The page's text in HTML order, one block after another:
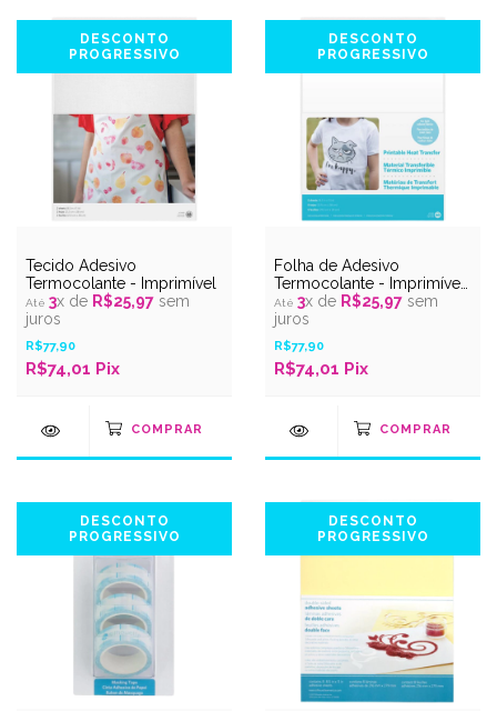
DESCONTO
PROGRESSIVO
Tecido Adesivo
Termocolante - Imprimível
3x de R$25,97 sem
juros
R$77,90
R$74,01 Pix
DESCONTO
PROGRESSIVO
Folha de Adesivo
Termocolante - Imprimível
- Tecidos Claros
3x de R$25,97 sem
juros
R$77,90
R$74,01 Pix
DESCONTO
PROGRESSIVO
DESCONTO
PROGRESSIVO